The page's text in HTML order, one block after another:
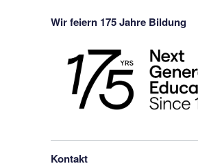
Wir feiern 175 Jahre Bildung
Kontakt